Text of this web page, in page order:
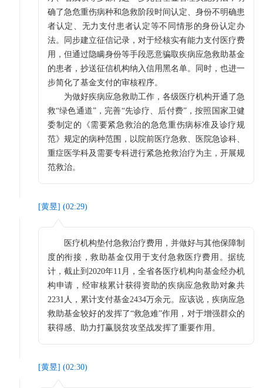
确了急危重伤病种和急救阶段时间认定、身份不明确患
者认定、无力支付患者认定等不同情形的身份认定办
法。同步建立征信记录，对于经核实有能力支付医疗费
用，但通过隐瞒身份等手段恶意骗取疾病应急救助基金
的患者，抄送征信机构纳入信用黑名单。同时，也进一
步简化了基金支付的审核程序。
为做好疾病应急救助工作，各级医疗机构开通了急
救“绿色通道”，完善“先诊疗、后付费”，按照国家卫健
委制定的《需要紧急救治的急危重伤病标准及诊疗规
范》规定的病种范围，以院前医疗急救、医院急诊科、
重症医学科及需要专科进行紧急抢救治疗为主，开展规
范救治。
[黄昱] (02:29)
医疗机构垫付急救治疗费用，并做好与其他保障制
度的衔接，救助基金仅用于支付急救医疗费用。据统
计，截止到2020年11月，全省各医疗机构向基金经办机
构申请，经审核累计获得资助的疾病应急救助对象共
2231人，累计支付基金2434万余元。应该说，疾病应急
救助基金较好的发挥了“救急难”作用，对于增强群众的
获得感、助力打赢脱贫攻坚战发挥了重要作用。
[黄昱] (02:30)